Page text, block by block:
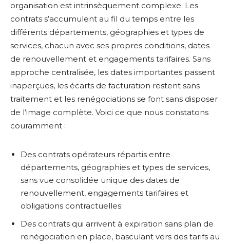
organisation est intrinsèquement complexe. Les
contrats s’accumulent au fil du temps entre les
différents départements, géographies et types de
services, chacun avec ses propres conditions, dates
de renouvellement et engagements tarifaires. Sans
approche centralisée, les dates importantes passent
inaperçues, les écarts de facturation restent sans
traitement et les renégociations se font sans disposer
de l’image complète. Voici ce que nous constatons
couramment :
Des contrats opérateurs répartis entre
départements, géographies et types de services,
sans vue consolidée unique des dates de
renouvellement, engagements tarifaires et
obligations contractuelles
Des contrats qui arrivent à expiration sans plan de
renégociation en place, basculant vers des tarifs au